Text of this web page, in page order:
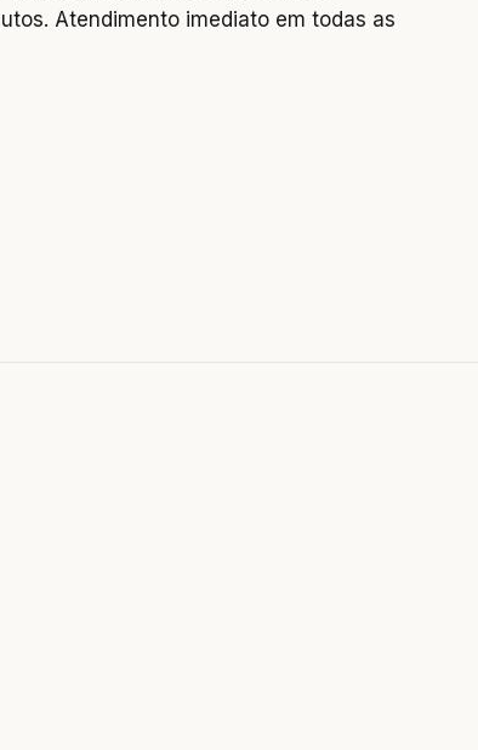
Atendimento imediato em todas as